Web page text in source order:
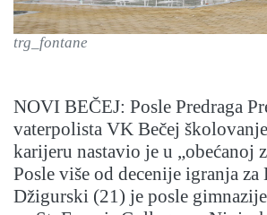
trg_fontane
NOVI BEČEJ: Posle Predraga
vaterpolista VK Bečej
karijeru nastavio je u „obećanoj
Posle više od decenije igranja za
Džigurski (21) je posle